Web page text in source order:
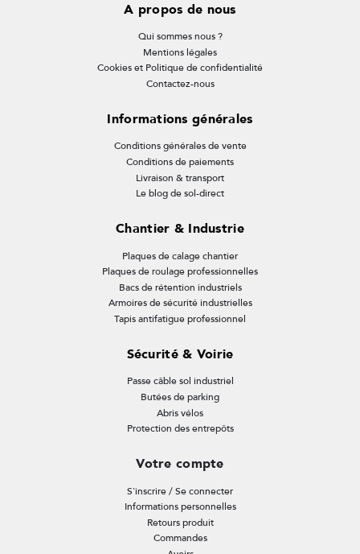
A propos de nous
Qui sommes nous ?
Mentions légales
Cookies et Politique de confidentialité
Contactez-nous
Informations générales
Conditions générales de vente
Conditions de paiements
Livraison & transport
Le blog de sol-direct
Chantier & Industrie
Plaques de calage chantier
Plaques de roulage professionnelles
Bacs de rétention industriels
Armoires de sécurité industrielles
Tapis antifatigue professionnel
Sécurité & Voirie
Passe câble sol industriel
Butées de parking
Abris vélos
Protection des entrepôts
Votre compte
S'inscrire / Se connecter
Informations personnelles
Retours produit
Commandes